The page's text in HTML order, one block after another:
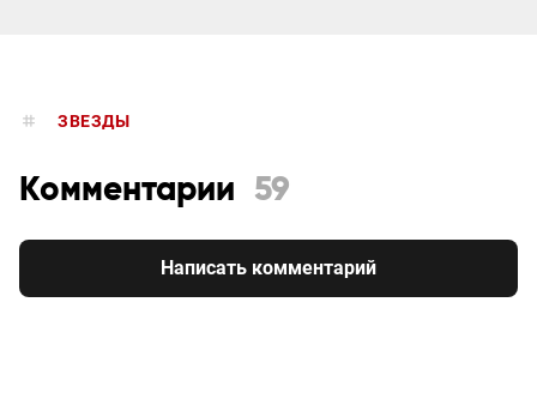
ЗВЕЗДЫ
Комментарии 59
Написать комментарий